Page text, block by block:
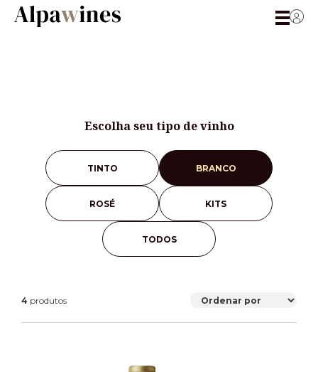
Escolha seu tipo de vinho
TINTO BRANCO
ROSÉ KITS
TODOS
4 produtos